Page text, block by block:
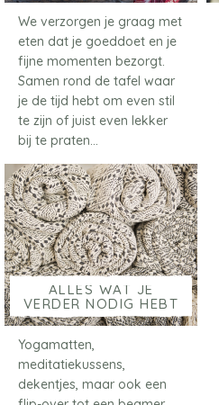
We verzorgen je graag met
eten dat je goeddoet en je
fijne momenten bezorgt.
Samen rond de tafel waar
je de tijd hebt om even stil
te zijn of juist even lekker
bij te praten…
ALLES WAT JE
VERDER NODIG HEBT
Yogamatten,
meditatiekussens,
dekentjes, maar ook een